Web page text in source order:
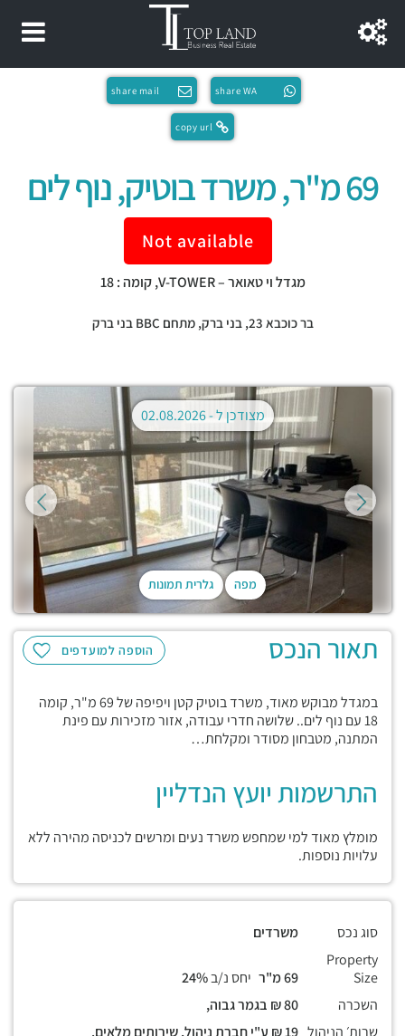
share WA
share mail
copy url
69 מ"ר, משרד בוטיק, נוף לים
Not available
מגדל וי טאואר – V-TOWER, קומה : 18
בר כוכבא 23, בני ברק,מתחם BBC בני ברק
מפה גלרית תמונות
מצודכן ל -02.08.2026
הוספה למועדפים תאור הנכס
במגדל מבוקש מאוד, משרד בוטיק קטן ויפיפה של 69 מ"ר, קומה
18 עם נוף לים.. שלושה חדרי עבודה, אזור מזכירות עם פינת
המתנה, מטבחון מסודר ומקלחת…
התרשמות יועץ הנדליין
מומלץ מאוד למי שמחפש משרד נעים ומרשים לכניסה מהירה ללא
עלויות נוספות.
סוג נכס
משרדים
Property
Size
יחס נ/ב
השכרה
שרות׳ הניהול